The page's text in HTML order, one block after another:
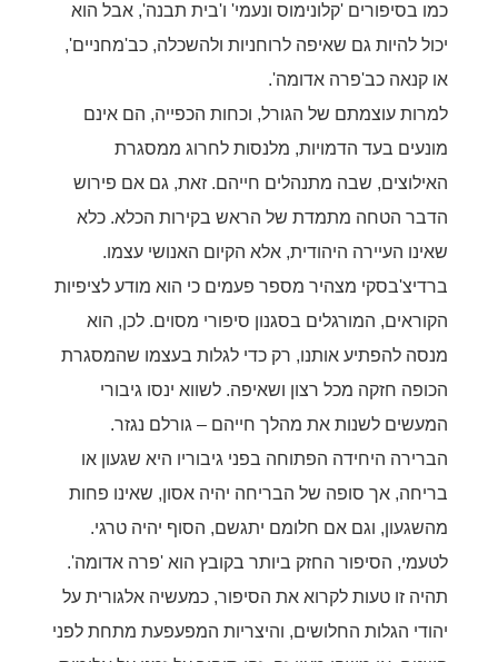
כמו בסיפורים 'קלונימוס ונעמי' ו'בית תבנה', אבל הוא
יכול להיות גם שאיפה לרוחניות ולהשכלה, כב'מחניים',
או קנאה כב'פרה אדומה'.
למרות עוצמתם של הגורל, וכחות הכפייה, הם אינם
מונעים בעד הדמויות, מלנסות לחרוג ממסגרת
האילוצים, שבה מתנהלים חייהם. זאת, גם אם פירוש
הדבר הטחה מתמדת של הראש בקירות הכלא. כלא
שאינו העיירה היהודית, אלא הקיום האנושי עצמו.
ברדיצ'בסקי מצהיר מספר פעמים כי הוא מודע לציפיות
הקוראים, המורגלים בסגנון סיפורי מסוים. לכן, הוא
מנסה להפתיע אותנו, רק כדי לגלות בעצמו שהמסגרת
הכופה חזקה מכל רצון ושאיפה. לשווא ינסו גיבורי
המעשים לשנות את מהלך חייהם – גורלם נגזר.
הברירה היחידה הפתוחה בפני גיבוריו היא שגעון או
בריחה, אך סופה של הבריחה יהיה אסון, שאינו פחות
מהשגעון, וגם אם חלומם יתגשם, הסוף יהיה טרגי.
לטעמי, הסיפור החזק ביותר בקובץ הוא 'פרה אדומה'.
תהיה זו טעות לקרוא את הסיפור, כמעשיה אלגורית על
יהודי הגלות החלושים, והיצריות המפעפעת מתחת לפני